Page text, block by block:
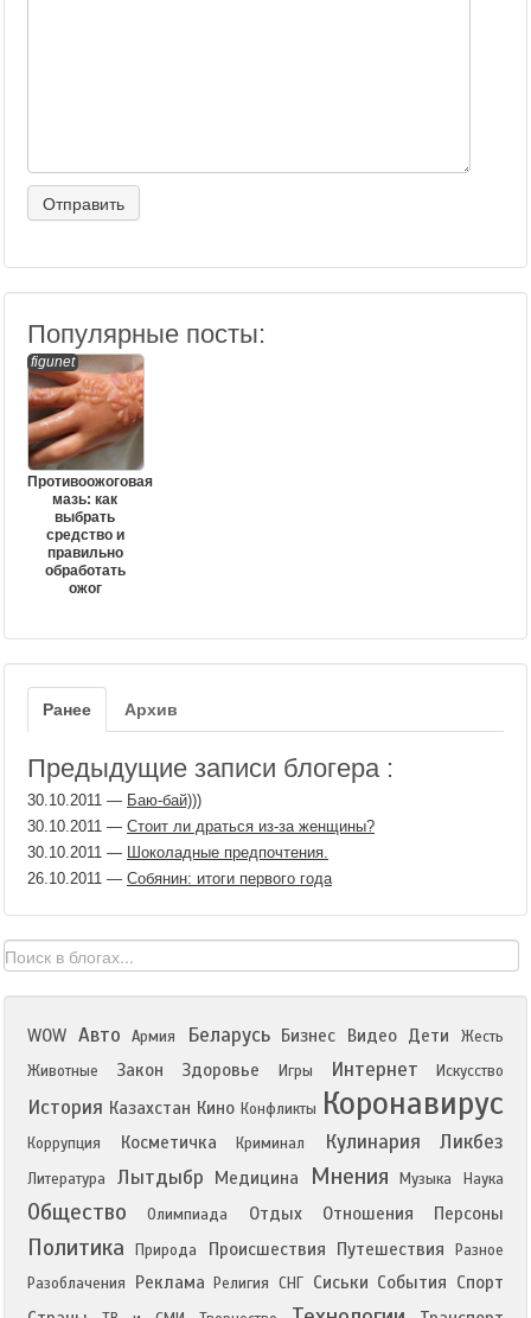
Популярные посты:
figunet
Противоожоговая
мазь: как
выбрать
средство и
правильно
обработать
ожог
Ранее Архив
Предыдущие записи блогера :
30.10.2011 — Баю-бай)))
30.10.2011 — Стоит ли драться из-за женщины?
30.10.2011 — Шоколадные предпочтения.
26.10.2011 — Собянин: итоги первого года
WOW Авто Армия Беларусь Бизнес Видео Дети
Жесть
Животные
Закон Здоровье Игры Интернет Искусство
История Казахстан Кино Конфликты Коронавирус
Коррупция Косметичка Криминал Кулинария Ликбез
Литература Лытдыбр Медицина Мнения Музыка Наука
Общество Олимпиада Отдых Отношения Персоны
Политика Природа Происшествия Путешествия
Разное
Разоблачения
Реклама Религия СНГ Сиськи События Спорт